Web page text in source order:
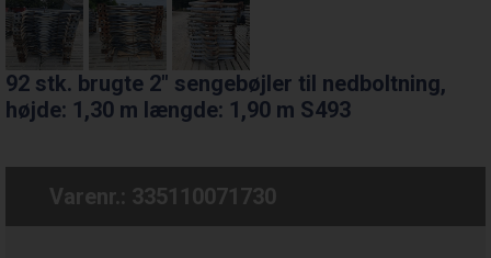
92 stk. brugte 2" sengebøjler til nedboltning,
højde: 1,30 m længde: 1,90 m S493
Varenr.: 335110071730